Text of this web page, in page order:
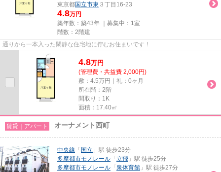
東京都国立市東 ３丁目16-23
4.8万円
築年数：築43年 ｜募集中： 1室
階数：2階建
通りから一本入った閑静な住宅地に佇むお住まいです！
4.8万円
(管理費・共益費 2,000円)
敷：4.5万円｜礼：0ヶ月
所在階：2階
間取り：1K
面積：17.40㎡
賃貸｜アパート オーナメント西町
中央線 「 国立 」駅 徒歩23分
多摩都市モノレール 「 立飛 」駅 徒歩25分
多摩都市モノレール 「 泉体育館 」駅 徒歩27分